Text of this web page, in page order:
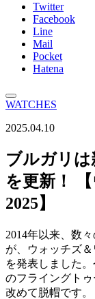
Twitter
Facebook
Line
Mail
Pocket
Hatena
WATCHES
2025.04.10
ブルガリ
を更新！
2025】
2014年以来、数
が、ウォッチズ
を発表しました
のフライングトゥ
改めて脱帽です。